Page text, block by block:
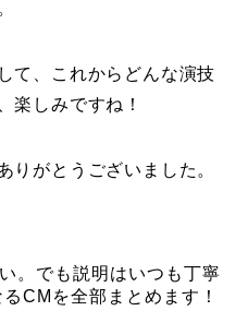
て、これからどんな演技
楽しみですね！
りがとうございました。
。でも説明はいつも丁寧
CMを全部まとめます！